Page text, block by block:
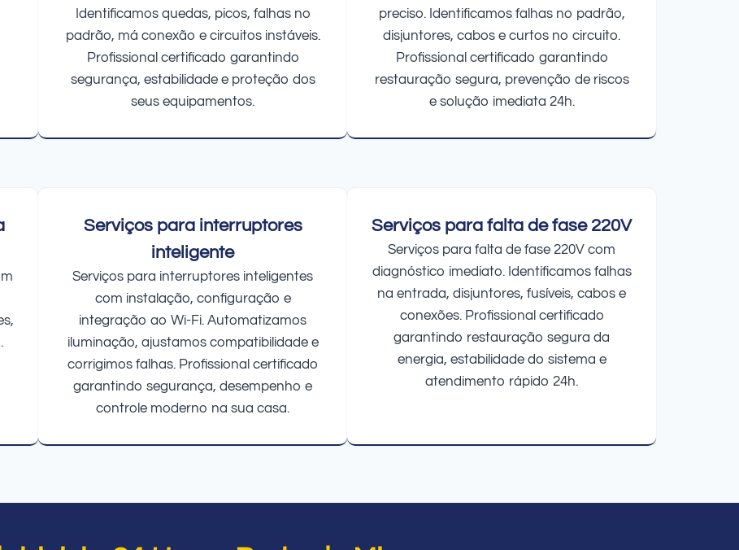
Identificamos quedas, picos, falhas no
padrão, má conexão e circuitos instáveis.
Profissional certificado garantindo
segurança, estabilidade e proteção dos
seus equipamentos.
preciso. Identificamos falhas no padrão,
disjuntores, cabos e curtos no circuito.
Profissional certificado garantindo
restauração segura, prevenção de riscos
e solução imediata 24h.
Serviços para interruptores
inteligente
Serviços para interruptores inteligentes
com instalação, configuração e
integração ao Wi-Fi. Automatizamos
iluminação, ajustamos compatibilidade e
corrigimos falhas. Profissional certificado
garantindo segurança, desempenho e
controle moderno na sua casa.
Serviços para falta de fase 220V
Serviços para falta de fase 220V com
diagnóstico imediato. Identificamos falhas
na entrada, disjuntores, fusíveis, cabos e
conexões. Profissional certificado
garantindo restauração segura da
energia, estabilidade do sistema e
atendimento rápido 24h.